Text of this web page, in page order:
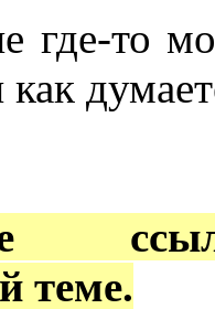
где-то
теме.